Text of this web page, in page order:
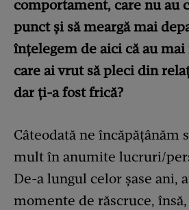
comportament, care nu au
punct și să meargă mai
înțelegem de aici că au
care ai vrut să pleci din
dar ți-a fost frică?
Câteodată ne încăpățânăm
mult în anumite lucruri/
De-a lungul celor șase ani,
momente de răscruce,